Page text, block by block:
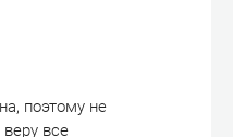
поэтому не
все